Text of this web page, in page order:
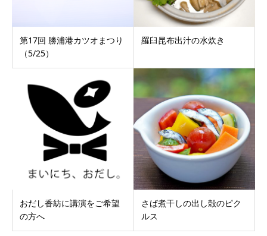
第17回 勝浦港カツオまつり
（5/25）
羅臼昆布出汁の水炊き
おだし香紡に講演をご希望
の方へ
さば煮干しの出し殻のピク
ルス